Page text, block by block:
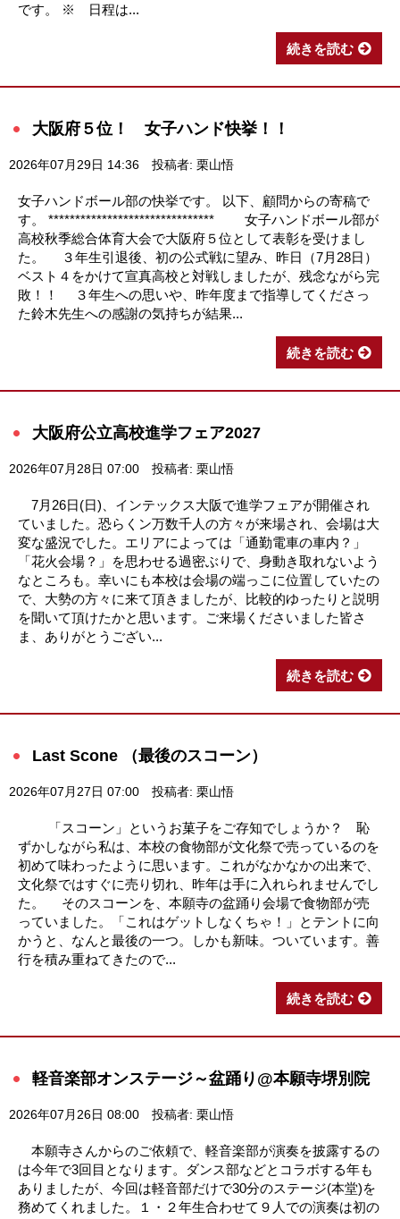
です。 ※ 日程は...
続きを読む
大阪府５位！ 女子ハンド快挙！！
2026年07月29日 14:36 投稿者: 栗山悟
女子ハンドボール部の快挙です。 以下、顧問からの寄稿で
す。 ******************************* 女子ハンドボール部が
高校秋季総合体育大会で大阪府５位として表彰を受けまし
た。 ３年生引退後、初の公式戦に望み、昨日（7月28日）
ベスト４をかけて宣真高校と対戦しましたが、残念ながら完
敗！！ ３年生への思いや、昨年度まで指導してくださっ
た鈴木先生への感謝の気持ちが結果...
続きを読む
大阪府公立高校進学フェア2027
2026年07月28日 07:00 投稿者: 栗山悟
7月26日(日)、インテックス大阪で進学フェアが開催され
ていました。恐らくン万数千人の方々が来場され、会場は大
変な盛況でした。エリアによっては「通勤電車の車内？」
「花火会場？」を思わせる過密ぶりで、身動き取れないよう
なところも。幸いにも本校は会場の端っこに位置していたの
で、大勢の方々に来て頂きましたが、比較的ゆったりと説明
を聞いて頂けたかと思います。ご来場くださいました皆さ
ま、ありがとうござい...
続きを読む
Last Scone （最後のスコーン）
2026年07月27日 07:00 投稿者: 栗山悟
「スコーン」というお菓子をご存知でしょうか？ 恥
ずかしながら私は、本校の食物部が文化祭で売っているのを
初めて味わったように思います。これがなかなかの出来で、
文化祭ではすぐに売り切れ、昨年は手に入れられませんでし
た。 そのスコーンを、本願寺の盆踊り会場で食物部が売
っていました。「これはゲットしなくちゃ！」とテントに向
かうと、なんと最後の一つ。しかも新味。ついています。善
行を積み重ねてきたので...
続きを読む
軽音楽部オンステージ～盆踊り@本願寺堺別院
2026年07月26日 08:00 投稿者: 栗山悟
本願寺さんからのご依頼で、軽音楽部が演奏を披露するの
は今年で3回目となります。ダンス部などとコラボする年も
ありましたが、今回は軽音部だけで30分のステージ(本堂)を
務めてくれました。１・２年生合わせて９人での演奏は初の